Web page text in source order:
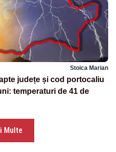
Stoica Marian
județe și cod portocaliu
temperaturi de 41 de
Multe